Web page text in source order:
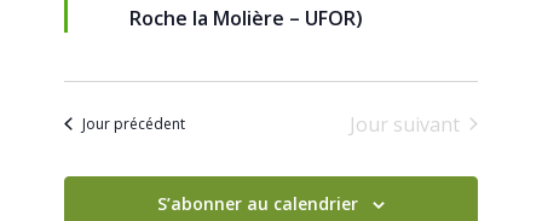
Roche la Molière – UFOR)
Jour précédent Jour suivant
S’abonner au calendrier